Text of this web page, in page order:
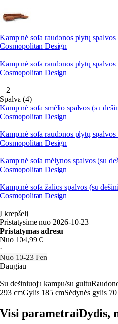
Kampinė sofa raudonos plytų
Cosmopolitan Design
Kampinė sofa raudonos plytų
Cosmopolitan Design
+ 2
Spalva (4)
Kampinė sofa smėlio spalvos (su
Cosmopolitan Design
Kampinė sofa raudonos plytų
Cosmopolitan Design
Kampinė sofa mėlynos spalvos (su
Cosmopolitan Design
Kampinė sofa žalios spalvos (su
Cosmopolitan Design
Į krepšelį
Pristatysime nuo 2026‑10‑23
Pristatymas adresu
Nuo 104,99 €
·
Nuo 10‑23 Pen
Daugiau
Su dešiniuoju kampu/su gultu
293 cmGylis 185 cmSėdynės gylis
Visi parametraiDydis,